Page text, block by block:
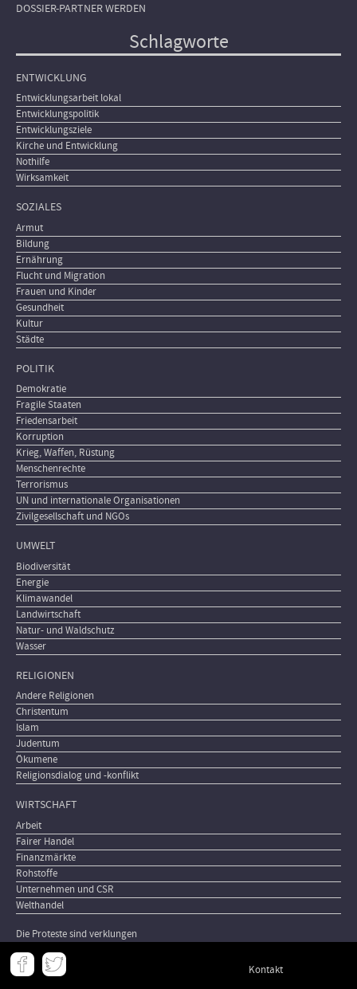
DOSSIER-PARTNER WERDEN
Schlagworte
ENTWICKLUNG
Entwicklungsarbeit lokal
Entwicklungspolitik
Entwicklungsziele
Kirche und Entwicklung
Nothilfe
Wirksamkeit
SOZIALES
Armut
Bildung
Ernährung
Flucht und Migration
Frauen und Kinder
Gesundheit
Kultur
Städte
POLITIK
Demokratie
Fragile Staaten
Friedensarbeit
Korruption
Krieg, Waffen, Rüstung
Menschenrechte
Terrorismus
UN und internationale Organisationen
Zivilgesellschaft und NGOs
UMWELT
Biodiversität
Energie
Klimawandel
Landwirtschaft
Natur- und Waldschutz
Wasser
RELIGIONEN
Andere Religionen
Christentum
Islam
Judentum
Ökumene
Religionsdialog und -konflikt
WIRTSCHAFT
Arbeit
Fairer Handel
Finanzmärkte
Rohstoffe
Unternehmen und CSR
Welthandel
Die Proteste sind verklungen
Meta
- Kontakt